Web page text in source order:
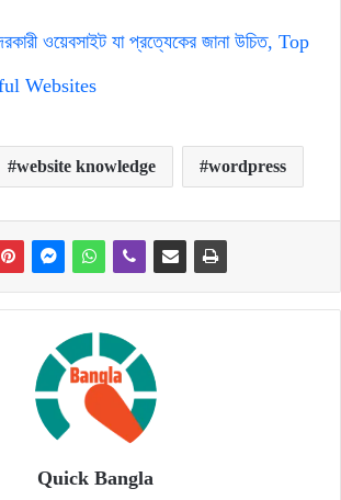
ওয়েবসাইট যা প্রত্যেকের জানা উচিত, Top
Websites
website knowledge wordpress
Quick Bangla